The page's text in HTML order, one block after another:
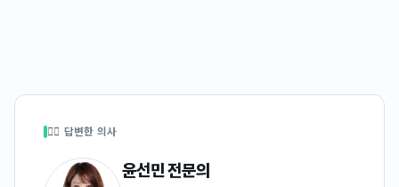
👩‍⚕️ 답변한 의사
윤선민전문의